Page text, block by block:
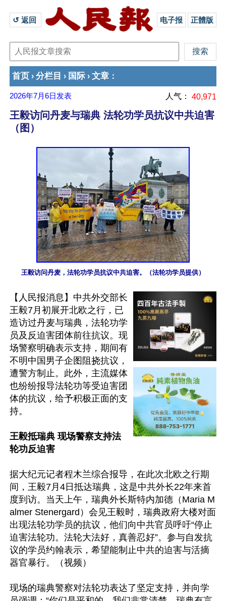
↺ 返回 电子报 正體版
首页 › 分栏目 › 国际 › 文章 ：
2026年7月6日 发表 人气： 40,971
王毅访问丹麦与瑞典 法轮功学员抗议中共迫害
（图）
王毅访问丹麦，法轮功学员抗议中共迫害。（法轮功学员提供）
【人民报消息】中共外交部长
王毅7月初展开北欧之行，已
造访过丹麦与瑞典，法轮功学
员及反迫害团体前往抗议。现
场警察明确表示支持，期间有
不明中国男子企图阻挠抗议，
遭警方制止。此外，主流媒体
也纷纷报导法轮功等受迫害团
体的抗议，给予积极正面的支
持。
王毅抵瑞典 现场警察支持法
轮功反迫害
据大纪元记者程木兰综合报导，在此次北欧之行期
间，王毅7月4日抵达瑞典，这是中共外长22年来首
度到访。当天上午，瑞典外长斯特内加德（Maria M
almer Stenergard）会见王毅时，瑞典政府大楼对面
出现法轮功学员的抗议，他们向中共官员呼吁“停止
迫害法轮功。法轮大法好，真善忍好”。参与自发抗
议的学员约翰表示，希望能制止中共的迫害与活摘
器官暴行。（视频）
现场的瑞典警察对法轮功表达了坚定支持，并向学